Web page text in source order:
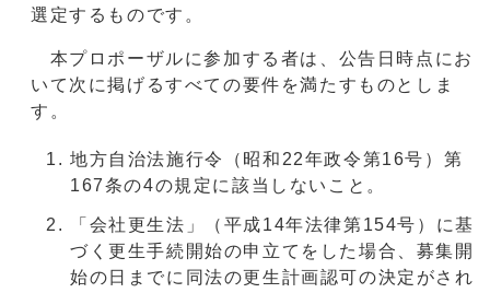
選定するものです。
本プロポーザルに参加する者は、公告日時点にお
いて次に掲げるすべての要件を満たすものとしま
す。
地方自治法施行令（昭和22年政令第16号）第
167条の4の規定に該当しないこと。
「会社更生法」（平成14年法律第154号）に基
づく更生手続開始の申立てをした場合、募集開
始の日までに同法の更生計画認可の決定がされ